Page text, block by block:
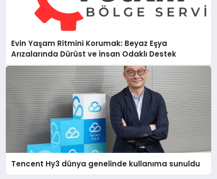
Evin Yaşam Ritmini Korumak: Beyaz Eşya
Arızalarında Dürüst ve İnsan Odaklı Destek
Tencent Hy3 dünya genelinde kullanıma sunuldu